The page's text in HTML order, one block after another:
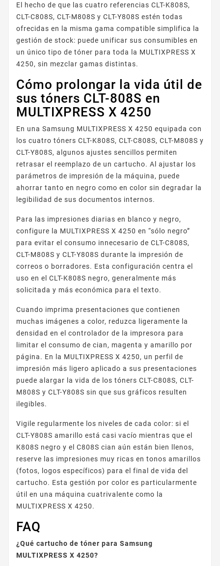
El hecho de que las cuatro referencias CLT-K808S,
CLT-C808S, CLT-M808S y CLT-Y808S estén todas
ofrecidas en la misma gama compatible simplifica la
gestión de stock: puede unificar sus consumibles en
un único tipo de tóner para toda la MULTIXPRESS X
4250, sin mezclar gamas distintas.
Cómo prolongar la vida útil de
sus tóners CLT-808S en
MULTIXPRESS X 4250
En una Samsung MULTIXPRESS X 4250 equipada con
los cuatro tóners CLT-K808S, CLT-C808S, CLT-M808S y
CLT-Y808S, algunos ajustes sencillos permiten
retrasar el reemplazo de un cartucho. Al ajustar los
parámetros de impresión de la máquina, puede
ahorrar tanto en negro como en color sin degradar la
legibilidad de sus documentos internos.
Para las impresiones diarias en blanco y negro,
configure la MULTIXPRESS X 4250 en “sólo negro”
para evitar el consumo innecesario de CLT-C808S,
CLT-M808S y CLT-Y808S durante la impresión de
correos o borradores. Esta configuración centra el
uso en el CLT-K808S negro, generalmente más
solicitada y más económica para el texto.
Cuando imprima presentaciones que contienen
muchas imágenes a color, reduzca ligeramente la
densidad en el controlador de la impresora para
limitar el consumo de cian, magenta y amarillo por
página. En la MULTIXPRESS X 4250, un perfil de
impresión más ligero aplicado a sus presentaciones
puede alargar la vida de los tóners CLT-C808S, CLT-
M808S y CLT-Y808S sin que sus gráficos resulten
ilegibles.
Vigile regularmente los niveles de cada color: si el
CLT-Y808S amarillo está casi vacío mientras que el
K808S negro y el C808S cian aún están bien llenos,
reserve las impresiones muy ricas en tonos amarillos
(fotos, logos específicos) para el final de vida del
cartucho. Esta gestión por color es particularmente
útil en una máquina cuatrivalente como la
MULTIXPRESS X 4250.
FAQ
¿Qué cartucho de tóner para Samsung
MULTIXPRESS X 4250?